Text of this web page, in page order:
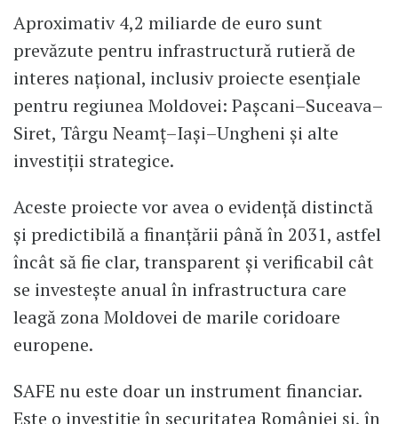
Aproximativ 4,2 miliarde de euro sunt
prevăzute pentru infrastructură rutieră de
interes național, inclusiv proiecte esențiale
pentru regiunea Moldovei: Pașcani–Suceava–
Siret, Târgu Neamț–Iași–Ungheni și alte
investiții strategice.
Aceste proiecte vor avea o evidență distinctă
și predictibilă a finanțării până în 2031, astfel
încât să fie clar, transparent și verificabil cât
se investește anual în infrastructura care
leagă zona Moldovei de marile coridoare
europene.
SAFE nu este doar un instrument financiar.
Este o investiție în securitatea României și, în